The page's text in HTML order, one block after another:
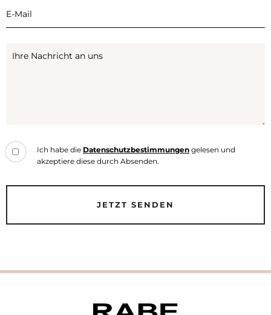
Ich habe die Datenschutzbestimmungen gelesen und
akzeptiere diese durch Absenden.